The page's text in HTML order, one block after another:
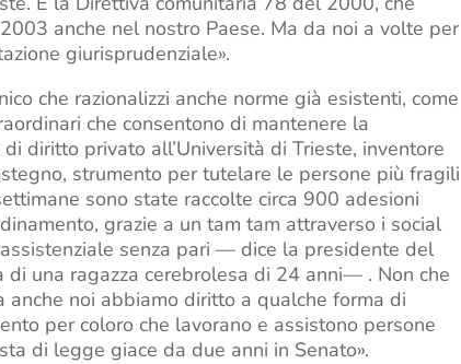
anche nel nostro Paese. Ma da noi a volte per
giurisprudenziale».
che razionalizzi anche norme già esistenti, come
che consentono di mantenere la
diritto privato all’Università di Trieste, inventore
strumento per tutelare le persone più fragili
sono state raccolte circa 900 adesioni
grazie a un tam tam attraverso i social
senza pari — dice la presidente del
di una ragazza cerebrolesa di 24 anni— . Non che
anche noi abbiamo diritto a qualche forma di
per coloro che lavorano e assistono persone
di legge giace da due anni in Senato».